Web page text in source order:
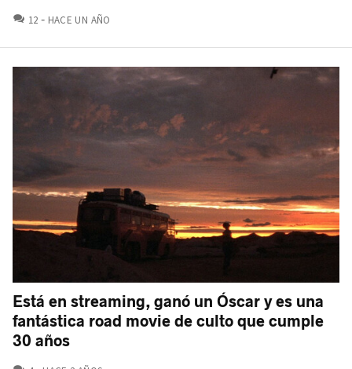
12 COMENTARIOS
HACE UN AÑO
Está en streaming, ganó un Óscar y es una
fantástica road movie de culto que cumple
30 años